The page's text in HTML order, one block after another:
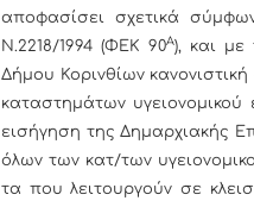
αποφασίσει σχετικά
Ν.2218/1994 (ΦΕΚ 90Α), και με
Δήμου Κορινθίων
καταστημάτων
εισήγηση της Δημαρχιακής
όλων των κατ/των
τα που λειτουργούν σε